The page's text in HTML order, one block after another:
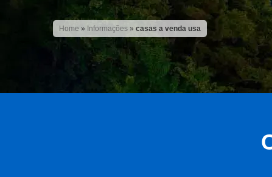
Home » Informações »casas a venda usa